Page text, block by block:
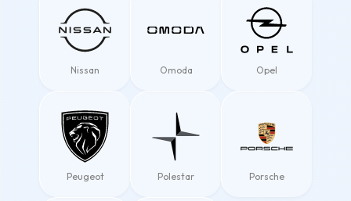
Nissan Omoda Opel
Peugeot Polestar Porsche